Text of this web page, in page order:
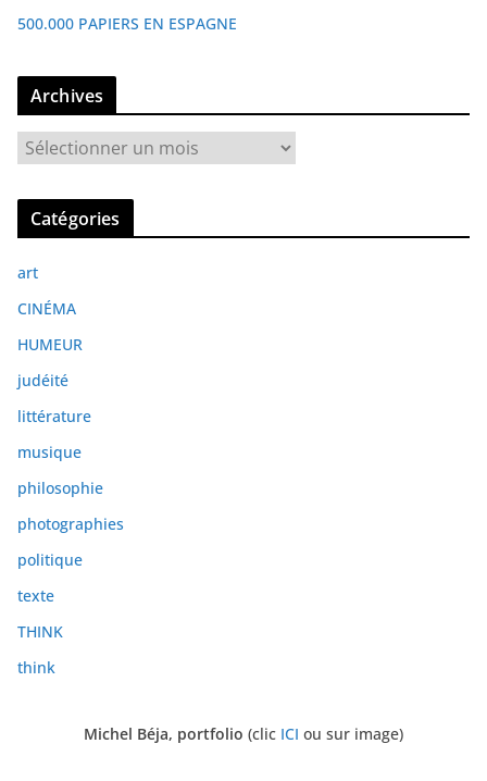
500.000 PAPIERS EN ESPAGNE
Archives
r
c
v
e
s
Catégories
art
CINÉMA
HUMEUR
judéité
littérature
musique
philosophie
photographies
politique
texte
THINK
think
Michel Béja, portfolio (clic ICI ou sur image)